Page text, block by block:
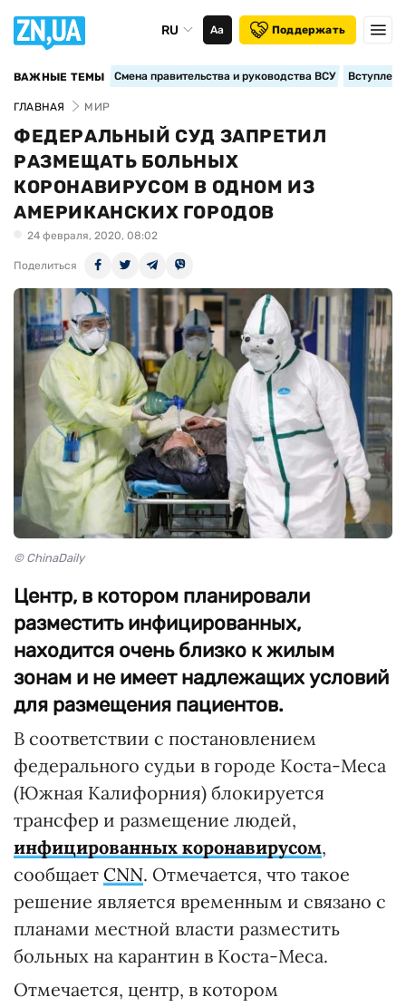
RU Аа Поддержать
ВАЖНЫЕ ТЕМЫ Смена правительства и руководства ВСУ
ГЛАВНАЯ МИР
ФЕДЕРАЛЬНЫЙ СУД ЗАПРЕТИЛ
РАЗМЕЩАТЬ БОЛЬНЫХ
КОРОНАВИРУСОМ В ОДНОМ ИЗ
АМЕРИКАНСКИХ ГОРОДОВ
24 февраля, 2020, 08:02
Поделиться
© ChinaDaily
Центр, в котором планировали
разместить инфицированных,
находится очень близко к жилым
зонам и не имеет надлежащих условий
для размещения пациентов.
В соответствии с постановлением
федерального судьи в городе Коста-Меса
(Южная Калифорния) блокируется
трансфер и размещение людей,
инфицированных коронавирусом,
сообщает CNN. Отмечается, что такое
решение является временным и связано с
планами местной власти разместить
больных на карантин в Коста-Меса.
Отмечается, центр, в котором